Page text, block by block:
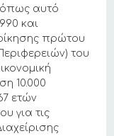
όπως αυτό
και
πρώτου
του
10.000
ετών
για τις